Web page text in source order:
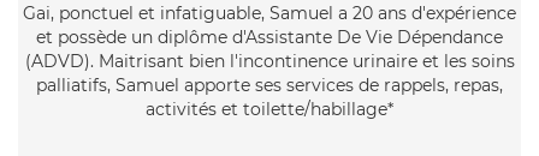
Gai, ponctuel et infatiguable, Samuel a 20 ans d'expérience
et possède un diplôme d'Assistante De Vie Dépendance
(ADVD). Maitrisant bien l'incontinence urinaire et les soins
palliatifs, Samuel apporte ses services de rappels, repas,
activités et toilette/habillage*